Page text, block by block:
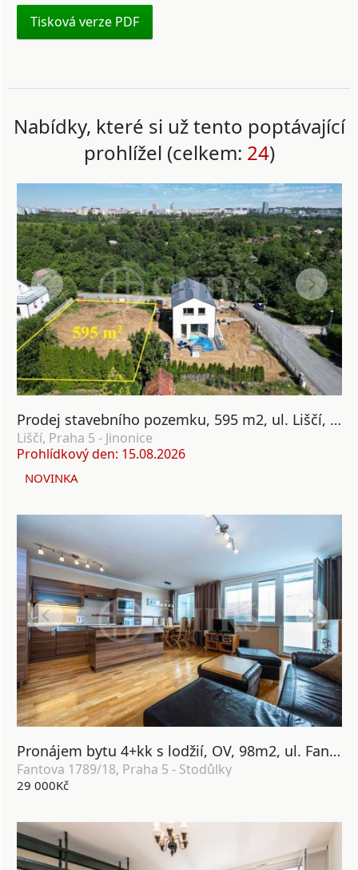
Tisková verze PDF
Nabídky, které si už tento poptávající
prohlížel (celkem: 24)
Prodej stavebního pozemku, 595 m2, ul. Liščí, Nová Ves, Praha 5
Liščí, Praha 5 - Jinonice
Prohlídkový den: 15.08.2026
NOVINKA
Pronájem bytu 4+kk s lodžií, OV, 98m2, ul. Fantova 1789/18, Praha 5 - Stodůlky
Fantova 1789/18, Praha 5 - Stodůlky
29 000Kč